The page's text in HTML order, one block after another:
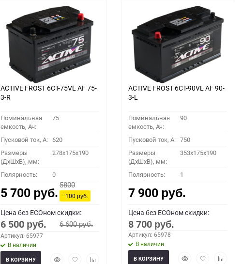
ACTIVE FROST 6СТ-75VL АF 75-
3-R
Номинальная
емкость, Ач:
75
Пусковой ток, A: 620
Размеры
(ДхШхВ), мм:
278x175x190
Полярность: 0
5 700 руб.
5800
−100руб.
Цена без ECOном скидки:
6 500 руб. 6 600руб.
Артикул: 65977
В наличии
БыстрыйДобавитьДобавить
В КОРЗИНУ
ACTIVE FROST 6СТ-90VL АF 90-
3-L
Номинальная
емкость, Ач:
90
Пусковой ток, A: 750
Размеры
(ДхШхВ), мм:
353x175x190
Полярность: 1
7 900 руб.
Цена без ECOном скидки:
8 700 руб.
Артикул: 65978
В наличии
БыстрыйДобавитьДобавить
В КОРЗИНУ